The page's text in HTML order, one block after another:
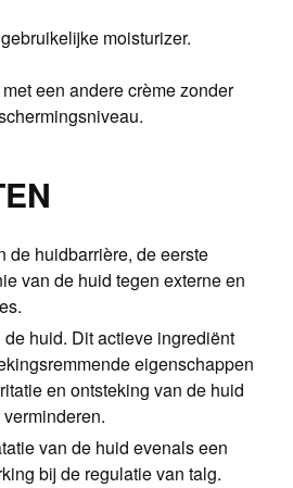
moisturizer.
een andere crème zonder
de huidbarrière, de eerste
van de huid tegen externe en
huid. Dit actieve ingrediënt
eigenschappen
en ontsteking van de huid
van de huid evenals een
bij de regulatie van talg.